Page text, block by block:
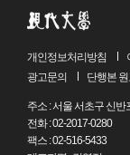
개인정보처리방침
광고문의
단행본
주소 : 서울 서초구 신반
전화 : 02-2017-0280
팩스 : 02-516-5433